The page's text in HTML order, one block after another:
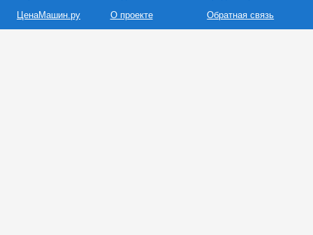
ЦенаМашин.ру
О проекте
Обратная связь